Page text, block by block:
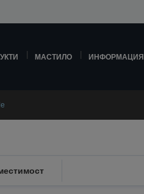
МАСТИЛО ИНФОРМАЦИЯ